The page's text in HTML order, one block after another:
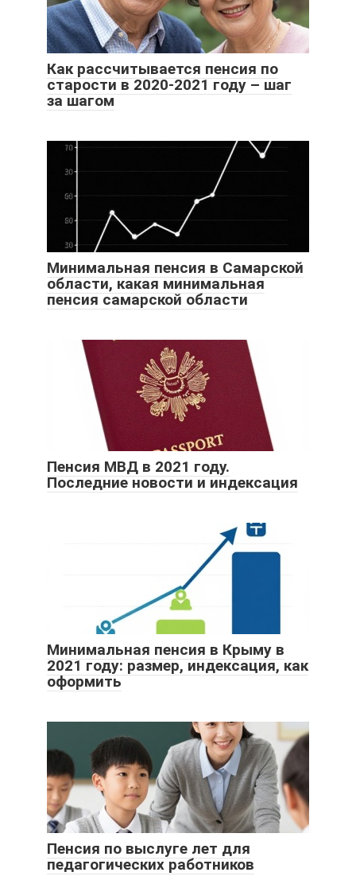
Как рассчитывается пенсия по
старости в 2020-2021 году – шаг
за шагом
Минимальная пенсия в Самарской
области, какая минимальная
пенсия самарской области
Пенсия МВД в 2021 году.
Последние новости и индексация
Минимальная пенсия в Крыму в
2021 году: размер, индексация, как
оформить
Пенсия по выслуге лет для
педагогических работников